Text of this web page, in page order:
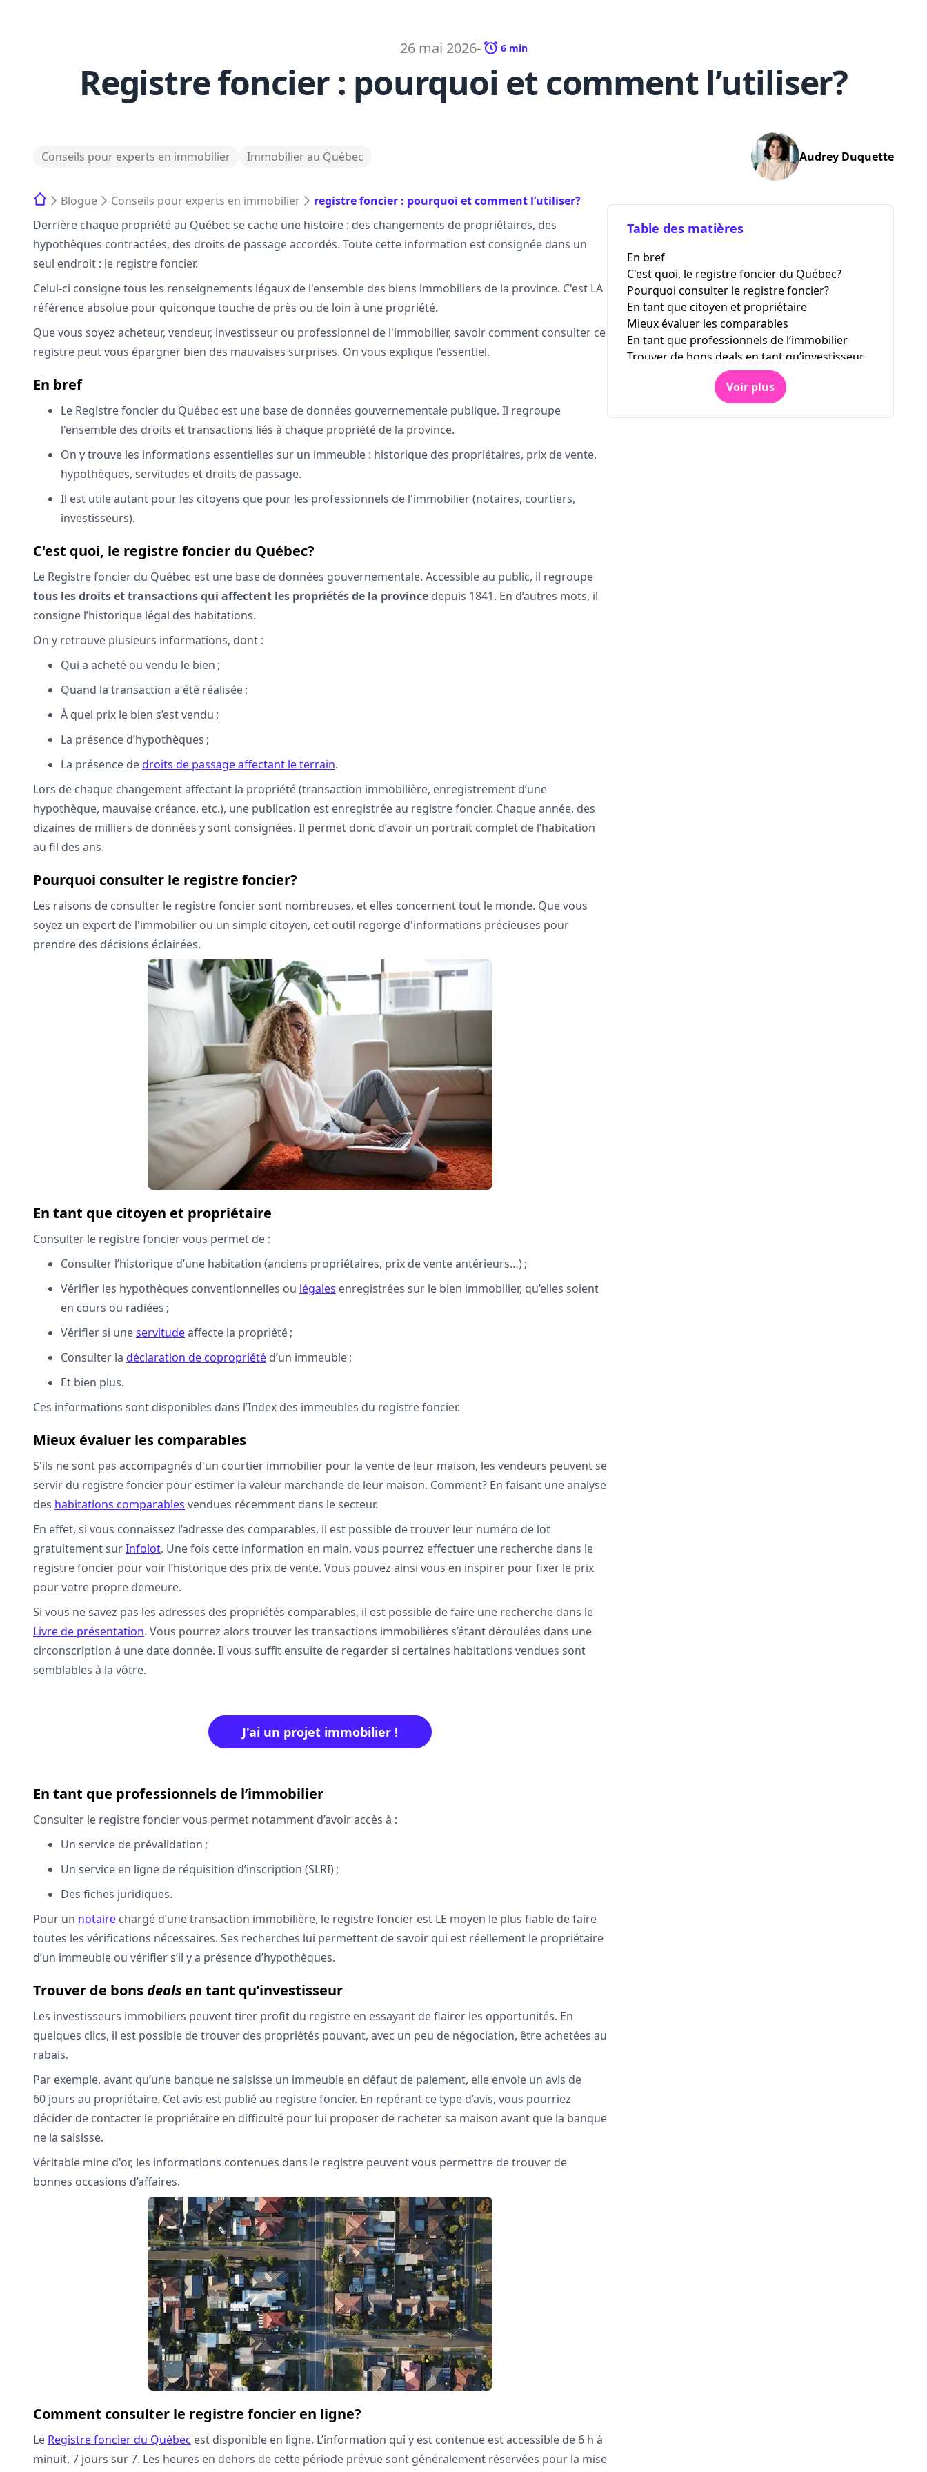
26 mai 2026- 6min
Registre foncier : pourquoi et comment l’utiliser?
Conseils pour experts en immobilier Immobilier au Québec Audrey Duquette
Blogue Conseils pour experts en immobilier
registre foncier : pourquoi et comment l’utiliser?
Derrière chaque propriété au Québec se cache une histoire : des changements de propriétaires, des
hypothèques contractées, des droits de passage accordés. Toute cette information est consignée dans un
seul endroit : le registre foncier.
Celui-ci consigne tous les renseignements légaux de l'ensemble des biens immobiliers de la province. C'est LA
référence absolue pour quiconque touche de près ou de loin à une propriété.
Que vous soyez acheteur, vendeur, investisseur ou professionnel de l'immobilier, savoir comment consulter ce
registre peut vous épargner bien des mauvaises surprises. On vous explique l'essentiel.
En bref
Le Registre foncier du Québec est une base de données gouvernementale publique. Il regroupe
l'ensemble des droits et transactions liés à chaque propriété de la province.
On y trouve les informations essentielles sur un immeuble : historique des propriétaires, prix de vente,
hypothèques, servitudes et droits de passage.
Il est utile autant pour les citoyens que pour les professionnels de l'immobilier (notaires, courtiers,
investisseurs).
C'est quoi, le registre foncier du Québec?
Le Registre foncier du Québec est une base de données gouvernementale. Accessible au public, il regroupe
tous les droits et transactions qui affectent les propriétés de la province depuis 1841. En d’autres mots, il
consigne l’historique légal des habitations.
On y retrouve plusieurs informations, dont :
Qui a acheté ou vendu le bien ;
Quand la transaction a été réalisée ;
À quel prix le bien s’est vendu ;
La présence d’hypothèques ;
La présence dedroits de passage affectant le terrain.
Lors de chaque changement affectant la propriété (transaction immobilière, enregistrement d’une
hypothèque, mauvaise créance, etc.), une publication est enregistrée au registre foncier. Chaque année, des
dizaines de milliers de données y sont consignées. Il permet donc d’avoir un portrait complet de l’habitation
au fil des ans.
Pourquoi consulter le registre foncier?
Les raisons de consulter le registre foncier sont nombreuses, et elles concernent tout le monde. Que vous
soyez un expert de l'immobilier ou un simple citoyen, cet outil regorge d'informations précieuses pour
prendre des décisions éclairées.
En tant que citoyen et propriétaire
Consulter le registre foncier vous permet de :
Consulter l’historique d’une habitation (anciens propriétaires, prix de vente antérieurs…) ;
Vérifier les hypothèques conventionnelles ou légales enregistrées sur le bien immobilier, qu’elles soient
en cours ou radiées ;
Vérifier si uneservitudeaffecte la propriété ;
Consulter la déclaration de copropriété d’un immeuble ;
Et bien plus.
Ces informations sont disponibles dans l’Index des immeubles du registre foncier.
Mieux évaluer les comparables
S'ils ne sont pas accompagnés d'un courtier immobilier pour la vente de leur maison, les vendeurs peuvent se
servir du registre foncier pour estimer la valeur marchande de leur maison. Comment? En faisant une analyse
des habitations comparables vendues récemment dans le secteur.
En effet, si vous connaissez l’adresse des comparables, il est possible de trouver leur numéro de lot
gratuitement surInfolot. Une fois cette information en main, vous pourrez effectuer une recherche dans le
registre foncier pour voir l’historique des prix de vente. Vous pouvez ainsi vous en inspirer pour fixer le prix
pour votre propre demeure.
Si vous ne savez pas les adresses des propriétés comparables, il est possible de faire une recherche dans le
Livre de présentation. Vous pourrez alors trouver les transactions immobilières s’étant déroulées dans une
circonscription à une date donnée. Il vous suffit ensuite de regarder si certaines habitations vendues sont
semblables à la vôtre.
J'ai un projet immobilier !
En tant que professionnels de l’immobilier
Consulter le registre foncier vous permet notamment d’avoir accès à :
Un service de prévalidation ;
Un service en ligne de réquisition d’inscription (SLRI) ;
Des fiches juridiques.
Pour un notaire chargé d’une transaction immobilière, le registre foncier est LE moyen le plus fiable de faire
toutes les vérifications nécessaires. Ses recherches lui permettent de savoir qui est réellement le propriétaire
d’un immeuble ou vérifier s’il y a présence d’hypothèques.
Trouver de bons deals en tant qu’investisseur
Les investisseurs immobiliers peuvent tirer profit du registre en essayant de flairer les opportunités. En
quelques clics, il est possible de trouver des propriétés pouvant, avec un peu de négociation, être achetées au
rabais.
Par exemple, avant qu’une banque ne saisisse un immeuble en défaut de paiement, elle envoie un avis de
60 jours au propriétaire. Cet avis est publié au registre foncier. En repérant ce type d’avis, vous pourriez
décider de contacter le propriétaire en difficulté pour lui proposer de racheter sa maison avant que la banque
ne la saisisse.
Véritable mine d'or, les informations contenues dans le registre peuvent vous permettre de trouver de
bonnes occasions d’affaires.
Comment consulter le registre foncier en ligne?
Le Registre foncier du Québec est disponible en ligne. L’information qui y est contenue est accessible de 6 h à
minuit, 7 jours sur 7. Les heures en dehors de cette période prévue sont généralement réservées pour la mise
Table des matières
En bref
C'est quoi, le registre foncier du Québec?
Pourquoi consulter le registre foncier?
En tant que citoyen et propriétaire
Mieux évaluer les comparables
En tant que professionnels de l’immobilier
Trouver de bons deals en tant qu’investisseur
Comment consulter le registre foncier en
Combien ça coûte d’utiliser le registre foncier?
Voir plus